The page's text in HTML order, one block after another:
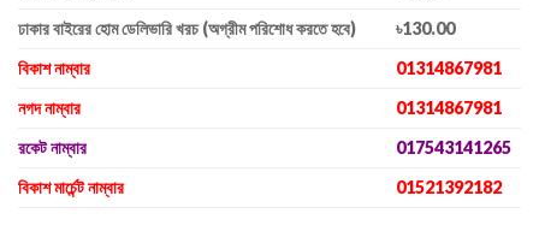
ঢাকার বাইরের হোম ডেলিভারি খরচ (অগ্রীম পরিশোধ করতে হবে)
৳130.00
বিকাশ নাম্বার
01314867981
নগদ নাম্বার
01314867981
রকেট নাম্বার
017543141265
বিকাশ মার্চেন্ট নাম্বার
01521392182